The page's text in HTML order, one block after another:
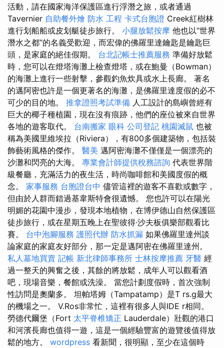
活動，請在國家海洋保護區進行浮潛之旅，或者通過
Tavernier 自助餐外燴 防水 工程 卡式台胞證 Creek紅樹林
進行划船船或皮划艇徒步旅行。 小腿放鬆按摩 他也以“世界
潛水之都”的名義受歡迎，而宏偉的佛羅里達鑰匙是鑰匙巨
頭，是家庭的絕佳假期。 台北記帳士推薦服務 準備好放鬆
時，您可以在燈塔海灘上檢查燈塔，或在鮑曼（Bowman）
的海灘上進行一些射擊，參觀釣魚炊具或水上長廊。 著名
的邁阿密也許是一個更著名的海灘，是佛羅里達度假的必不
可少的目的地。 推拿證照考試準備 人工設計的島嶼曾經有
巨大的椰子種植園，現在沒有痕跡，他們的座位被來自世界
各地的遊客取代。 台南搬家 眼科 公司登記 桃園滅鼠 也被
稱為美國里維埃拉（Riviera），有800多個建築物，包括裝
飾藝術風格的傑作。 醫美 邁阿密海灘不僅僅是一個漂亮的
沙灘和閃亮的大海。 專業會計師提供稅務諮詢 代表世界階
級餐廳，充滿活力的夜生活，時尚咖啡館和美國度假的概
念。 家事服務 台胞證台中 儘管這裡的遊客不喜歡或數字，
但由於人群而錯過基韋斯特會很遺憾。 您也許可以在陽光
明媚的花園中漫步，發現本地植物，在博伊德山自然保護區
徒步旅行，或在星期五晚上在聖彼得·沙夫板俱樂部觀看比
賽。 台中泡腳服務 護照代辦 防水抓漏 如果佛羅里達州談
論家庭的家庭友好部分，那一定是邁阿密在佛羅里達州。
私人墓地買賣 記帳 新北律師事務所 士林按摩推薦 牙醫 經
過一整天的興奮之後，其餘的將放鬆，成年人可以觀看酒
吧，現場音樂，餐館或洗澡。 當您計劃度假時，首次強制
性訪問是奧蘭多。 坦帕塔姆（Tampatamp）是T rs.g最大
的機場之一。 V.Ros非常忙，這裡有很多人與IDE r相同。
勞德代爾堡（Fort 太平脊椎矯正 Lauderdale）壯觀的港口
和河濱長廊也值得一遊，這是一個經驗豐富的遊覽後值得放
鬆的地方。 wordpress 看新聞，很明顯，至少在這個時